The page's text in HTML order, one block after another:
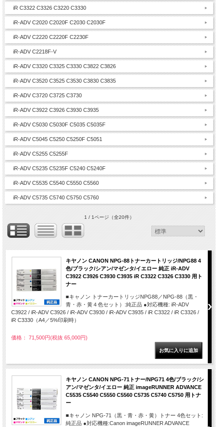
iR C3322 C3326 C3220 C3330
iR-ADV C2020 C2020F C2030 C2030F
iR-ADV C2220 C2220F C2230F
iR-ADV C2218F-V
iR-ADV C3320 C3325 C3330 C3822 C3826
iR-ADV C3520 C3525 C3530 C3830 C3835
iR-ADV C3720 C3725 C3730
iR-ADV C3922 C3926 C3930 C3935
iR-ADV C5030 C5030F C5035 C5035F
iR-ADV C5045 C5250 C5250F C5051
iR-ADV C5255 C5255F
iR-ADV C5235 C5235F C5240 C5240F
iR-ADV C5535 C5540 C5550 C5560
iR-ADV C5735 C5740 C5750 C5760
1 / 1ページ（全20件）
キヤノン CANON NPG-88トナーカートリッジ/NPG88 4
色/ブラック/シアン/マゼンタ/イエロー 純正 iR-ADV
C3922 C3926 C3930 C3935 iR C3322 C3326 C3330 用ト
ナー
■キャノン トナーカートリッジNPG88／NPG-88（黒・
青・赤・黄４色セット）:純正品 ●対応機種: iR-ADV
C3922 / iR-ADV C3926 / iR-ADV C3930 / iR-ADV C3935 / iR C3322 / iR C3326 /
iR C3330（A4／5%印刷時）
価格： 71,500円(税抜 65,000円)
キヤノン CANON NPG-71トナー/NPG71 4色/ブラック/シ
アン/マゼンタ/イエロー 純正 imageRUNNER ADVANCE
C5535 C5540 C5550 C5560 C5735 C5740 C5750 用トナ
ー
■キャノン NPG-71（黒・青・赤・黄）トナー 4色セット:
純正品 ●対応機種:Canon imageRUNNER ADVANCE